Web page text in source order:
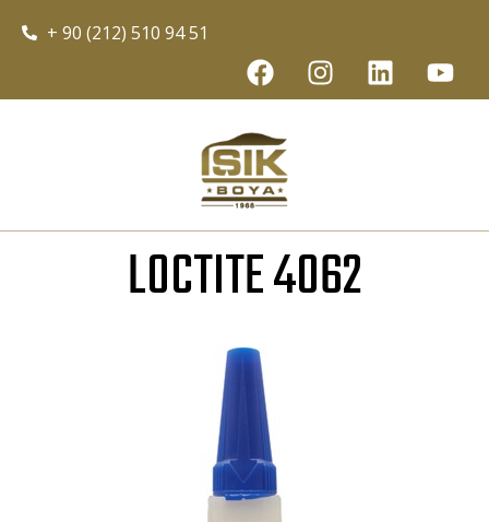
+ 90 (212) 510 94 51
LOCTITE 4062